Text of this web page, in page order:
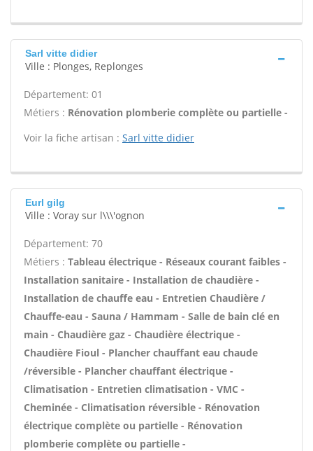
Sarl vitte didier
Ville : Plonges, Replonges
Département: 01
Métiers : Rénovation plomberie complète ou partielle -
Voir la fiche artisan : Sarl vitte didier
Eurl gilg
Ville : Voray sur l\\\'ognon
Département: 70
Métiers : Tableau électrique - Réseaux courant faibles -
Installation sanitaire - Installation de chaudière -
Installation de chauffe eau - Entretien Chaudière /
Chauffe-eau - Sauna / Hammam - Salle de bain clé en
main - Chaudière gaz - Chaudière électrique -
Chaudière Fioul - Plancher chauffant eau chaude
/réversible - Plancher chauffant électrique -
Climatisation - Entretien climatisation - VMC -
Cheminée - Climatisation réversible - Rénovation
électrique complète ou partielle - Rénovation
plomberie complète ou partielle -